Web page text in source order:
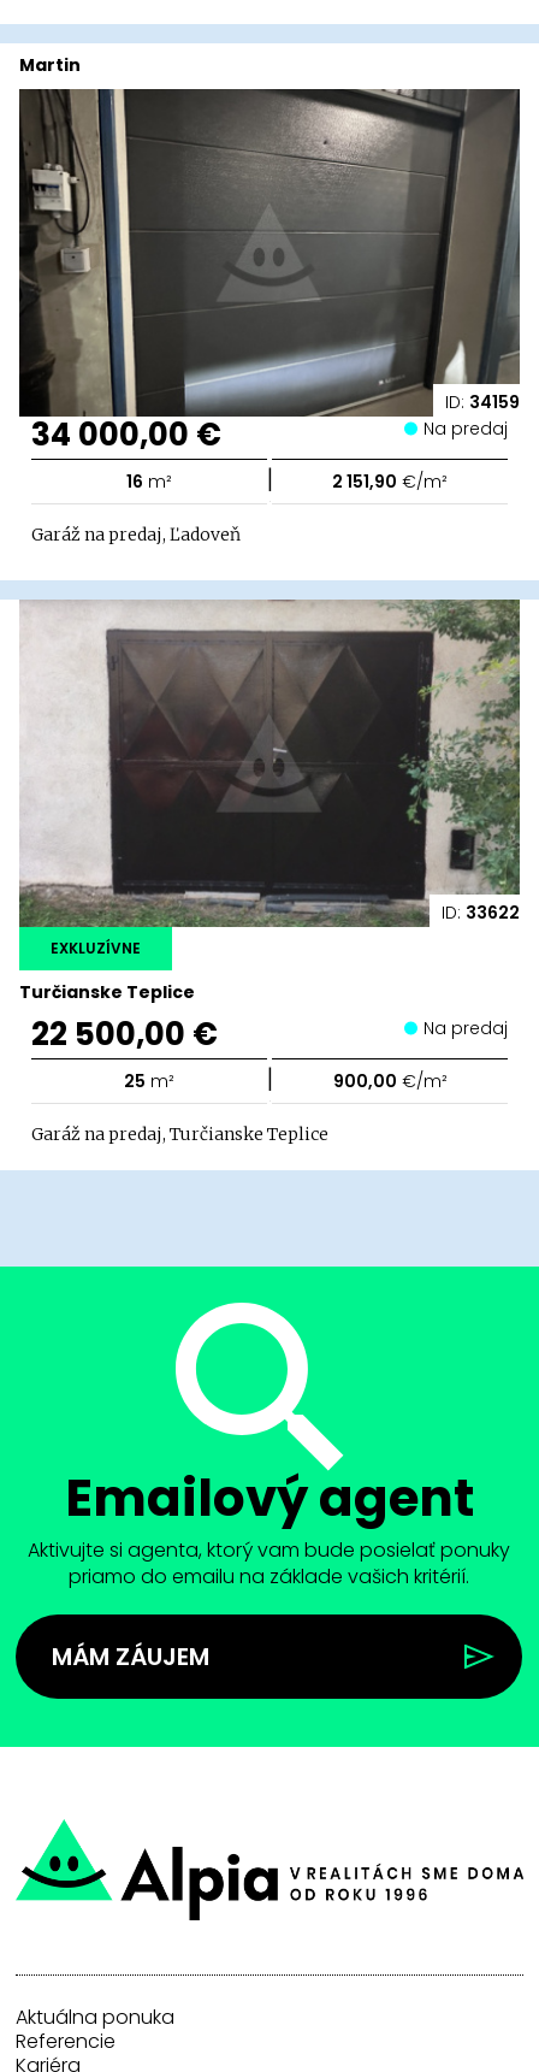
ID: 34159
Martin
34 000,00 € Na predaj
16 m² | 2 151,90 €/m²
Garáž na predaj, Ľadoveň
ID: 33622
Turčianske Teplice
EXKLUZÍVNE
22 500,00 € Na predaj
25 m² | 900,00 €/m²
Garáž na predaj, Turčianske Teplice
Emailový agent
Aktivujte si agenta, ktorý vam bude posielať ponuky
priamo do emailu na základe vašich kritérií.
MÁM ZÁUJEM
Aktuálna ponuka
Referencie
Kariéra